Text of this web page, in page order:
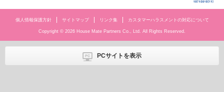
個人情報保護方針 サイトマップ リンク集 カスタマーハラスメントの対応について
Copyright © 2026 House Mate Partners Co., Ltd. All Rights Reserved.
PCサイトを表示